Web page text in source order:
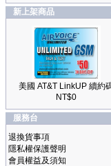
新上架商品
美國 AT&T LinkUP 續約
NT$0
服務台
退換貨事項
隱私權保護聲明
會員權益及須知